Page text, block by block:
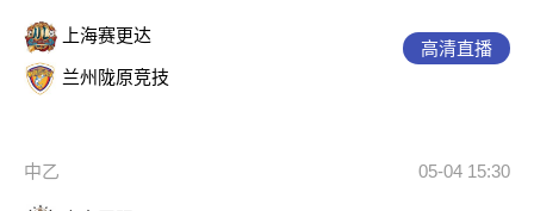
上海赛更达
兰州陇原竞技
高清直播
中乙 05-04 15:30